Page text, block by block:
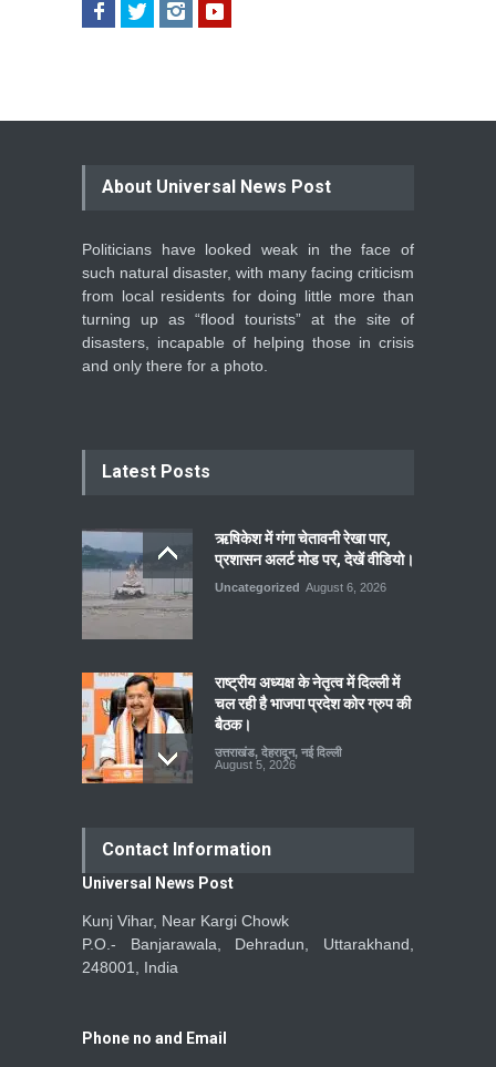
About Universal News Post
Politicians have looked weak in the face of
such natural disaster, with many facing criticism
from local residents for doing little more than
turning up as “flood tourists” at the site of
disasters, incapable of helping those in crisis
and only there for a photo.
Latest Posts
ऋषिकेश में गंगा चेतावनी रेखा पार,
प्रशासन अलर्ट मोड पर, देखें वीडियो।
Uncategorized August 6, 2026
राष्ट्रीय अध्यक्ष के नेतृत्व में दिल्ली में
चल रही है भाजपा प्रदेश कोर ग्रुप की
बैठक।
उत्तराखंड, देहरादून, नई दिल्ली
August 5, 2026
Contact Information
Universal News Post
Kunj Vihar, Near Kargi Chowk
P.O.- Banjarawala, Dehradun, Uttarakhand,
248001, India
Phone no and Email